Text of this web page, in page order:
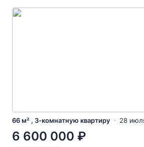
66 м² , 3-комнатную квартиру 28
6 600 000 ₽